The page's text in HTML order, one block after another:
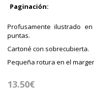
Paginación:
Profusamente ilustrado
puntas.
Cartoné con sobrecubierta.
Pequeña rotura en el
13.50€